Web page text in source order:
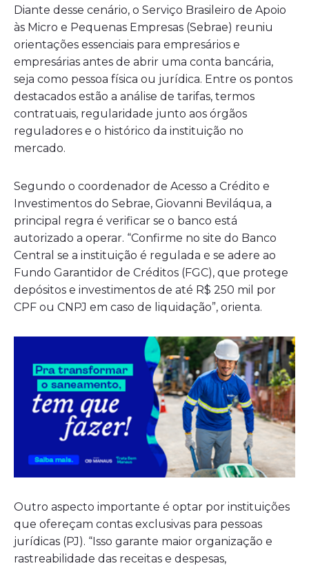
Diante desse cenário, o Serviço Brasileiro de Apoio
às Micro e Pequenas Empresas (Sebrae) reuniu
orientações essenciais para empresários e
empresárias antes de abrir uma conta bancária,
seja como pessoa física ou jurídica. Entre os pontos
destacados estão a análise de tarifas, termos
contratuais, regularidade junto aos órgãos
reguladores e o histórico da instituição no
mercado.
Segundo o coordenador de Acesso a Crédito e
Investimentos do Sebrae, Giovanni Beviláqua, a
principal regra é verificar se o banco está
autorizado a operar. “Confirme no site do Banco
Central se a instituição é regulada e se adere ao
Fundo Garantidor de Créditos (FGC), que protege
depósitos e investimentos de até R$ 250 mil por
CPF ou CNPJ em caso de liquidação”, orienta.
Outro aspecto importante é optar por instituições
que ofereçam contas exclusivas para pessoas
jurídicas (PJ). “Isso garante maior organização e
rastreabilidade das receitas e despesas,